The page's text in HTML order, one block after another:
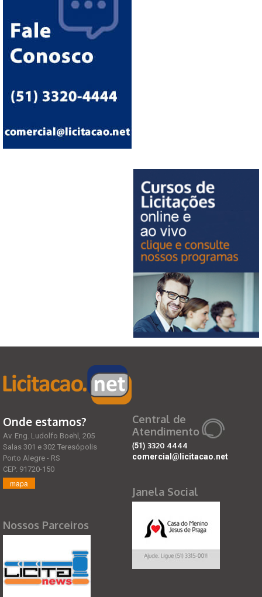
Onde estamos?
Av. Eng. Ludolfo Boehl, 205
Salas 301 e 302 Teresópolis
Porto Alegre - RS
CEP: 91720-150
mapa
Nossos Parceiros
Central de
Atendimento
(51) 3320 4444
comercial@licitacao.net
Janela Social